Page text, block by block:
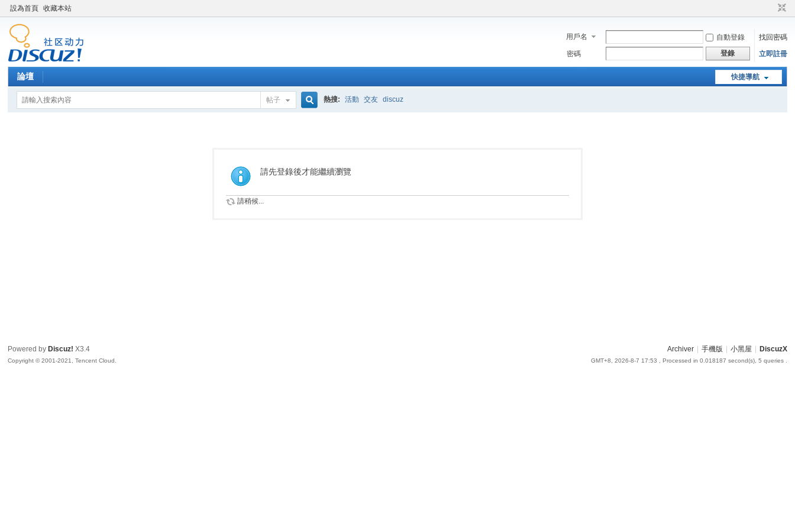
設為首頁 收藏本站
用戶名 自動登錄
找回密碼
密碼
登錄 立即註冊
快捷導航
論壇
帖子
索
熱搜: 活動 交友 discuz
請先登錄後才能繼續瀏覽
請稍候...
Archiver 手機版 小黑屋 DiscuzX
GMT+8, 2026-8-7 17:53 , Processed in 0.018187 second(s), 5 queries .
Powered by Discuz! X3.4
Copyright © 2001-2021, Tencent Cloud.